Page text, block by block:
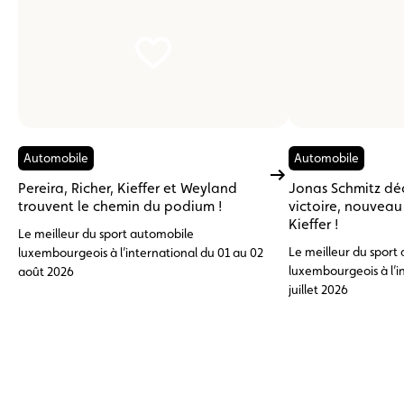
Automobile
Pereira, Richer, Kieffer et Weyland
trouvent le chemin du podium !
Le meilleur du sport automobile
luxembourgeois à l’international du 01 au 02
août 2026
Automobile
Jonas Schmitz
victoire,
Kieffer !
Le meilleur du sport
luxembourgeois à
juillet 2026